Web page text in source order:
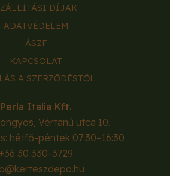
DÍJAK
ADATVÉDELEM
ÁSZF
KAPCSOLAT
A SZERZŐDÉSTŐL
Perla Italia Kft.
, Vértanú utca 10.
hétfő-péntek 07:30–16:30
30 330-3729